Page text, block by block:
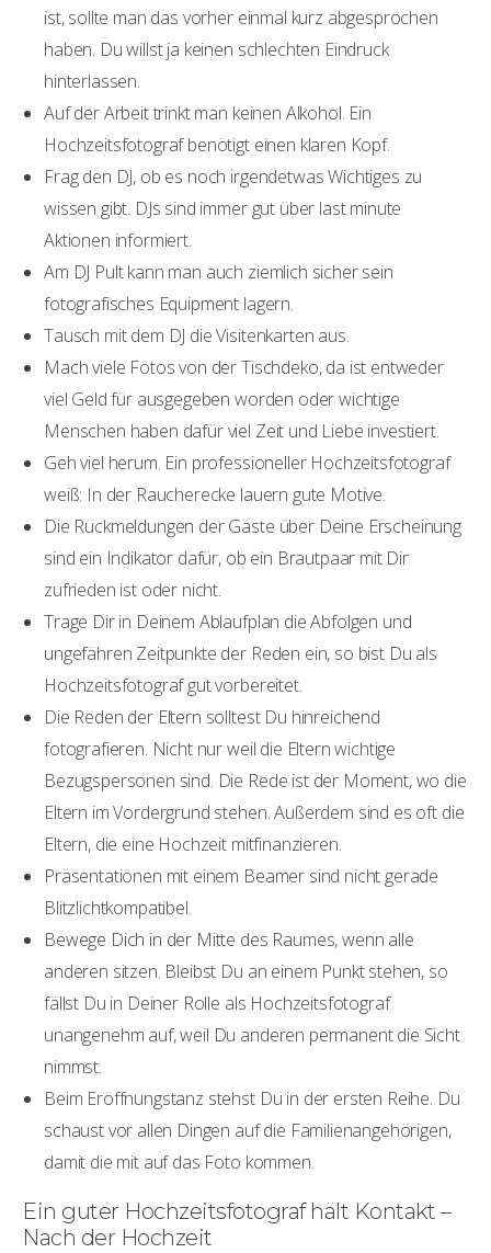
ist, sollte man das vorher einmal kurz abgesprochen
haben. Du willst ja keinen schlechten Eindruck
hinterlassen.
Auf der Arbeit trinkt man keinen Alkohol. Ein
Hochzeitsfotograf benötigt einen klaren Kopf.
Frag den DJ, ob es noch irgendetwas Wichtiges zu
wissen gibt. DJs sind immer gut über last minute
Aktionen informiert.
Am DJ Pult kann man auch ziemlich sicher sein
fotografisches Equipment lagern.
Tausch mit dem DJ die Visitenkarten aus.
Mach viele Fotos von der Tischdeko, da ist entweder
viel Geld für ausgegeben worden oder wichtige
Menschen haben dafür viel Zeit und Liebe investiert.
Geh viel herum. Ein professioneller Hochzeitsfotograf
weiß: In der Raucherecke lauern gute Motive.
Die Rückmeldungen der Gäste über Deine Erscheinung
sind ein Indikator dafür, ob ein Brautpaar mit Dir
zufrieden ist oder nicht.
Trage Dir in Deinem Ablaufplan die Abfolgen und
ungefähren Zeitpunkte der Reden ein, so bist Du als
Hochzeitsfotograf gut vorbereitet.
Die Reden der Eltern solltest Du hinreichend
fotografieren. Nicht nur weil die Eltern wichtige
Bezugspersonen sind. Die Rede ist der Moment, wo die
Eltern im Vordergrund stehen. Außerdem sind es oft die
Eltern, die eine Hochzeit mitfinanzieren.
Präsentationen mit einem Beamer sind nicht gerade
Blitzlichtkompatibel.
Bewege Dich in der Mitte des Raumes, wenn alle
anderen sitzen. Bleibst Du an einem Punkt stehen, so
fällst Du in Deiner Rolle als Hochzeitsfotograf
unangenehm auf, weil Du anderen permanent die Sicht
nimmst.
Beim Eröffnungstanz stehst Du in der ersten Reihe. Du
schaust vor allen Dingen auf die Familienangehörigen,
damit die mit auf das Foto kommen.
Ein guter Hochzeitsfotograf hält Kontakt –
Nach der Hochzeit